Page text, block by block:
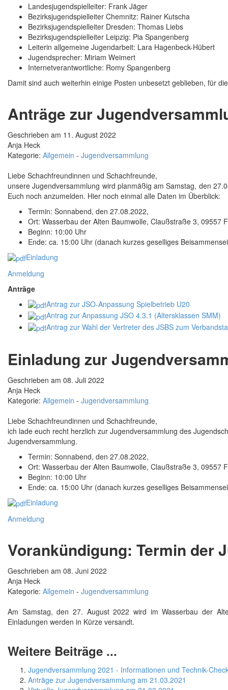
Landesjugendspielleiter: Frank Jäger
Bezirksjugendspielleiter Chemnitz: Rainer Kutscha
Bezirksjugendspielleiter Dresden: Thomas Liebs
Bezirksjugendspielleiter Leipzig: Pia Spangenberg
Leiterin allgemeine Jugendarbeit: Lara Hagenbeck-Hübert
Jugendsprecher: Miriam Weimert
Internetverantwortliche: Romy Spangenberg
Damit sind auch weiterhin einige Posten unbesetzt geblieben, für
Anträge zur
Geschrieben am 11. August 2022
Anja Heck
Kategorie: Allgemein - Jugendversammlung
Liebe Schachfreundinnen und Schachfreunde,
unsere Jugendversammlung wird planmäßig am Samstag, den
Euch noch anzumelden. Hier noch einmal alle Daten im Überblick:
Termin: Sonnabend, den 27.08.2022,
Ort: Wasserbau der Alten Baumwolle, Claußstraße 3, 09557
Beginn: 10:00 Uhr
Ende: ca. 15:00 Uhr (danach kurzes geselliges
Einladung
Anmeldung
Anträge
Antrag zur JSO-Anpassung Spielbetrieb U20
Antrag zur Anpassung JSO 4.3.1 (Altersklassen SMM)
Antrag zur Wahl der Vertreter des JSBS zum
Einladung zur
Geschrieben am 08. Juli 2022
Anja Heck
Kategorie: Allgemein - Jugendversammlung
Liebe Schachfreundinnen und Schachfreunde,
ich lade euch recht herzlich zur Jugendversammlung des
Jugendversammlung.
Termin: Sonnabend, den 27.08.2022,
Ort: Wasserbau der Alten Baumwolle, Claußstraße 3, 09557
Beginn: 10:00 Uhr
Ende: ca. 15:00 Uhr (danach kurzes geselliges
Einladung
Anmeldung
Vorankündigung: Termin der
Geschrieben am 08. Juni 2022
Anja Heck
Kategorie: Allgemein - Jugendversammlung
Am Samstag, den 27. August 2022 wird im Wasserbau der
Einladungen werden in Kürze versandt.
Weitere Beiträge ...
Jugendversammlung 2021 - Informationen und Technik-
Anträge zur Jugendversammlung am 21.03.2021